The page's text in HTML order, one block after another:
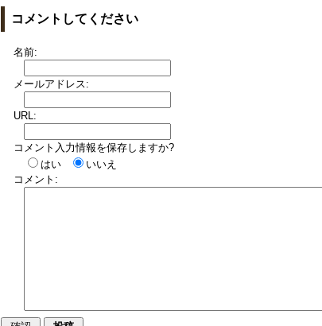
コメントしてください
名前:
メールアドレス:
URL:
コメント入力情報を保存しますか?
はい
いいえ
コメント: